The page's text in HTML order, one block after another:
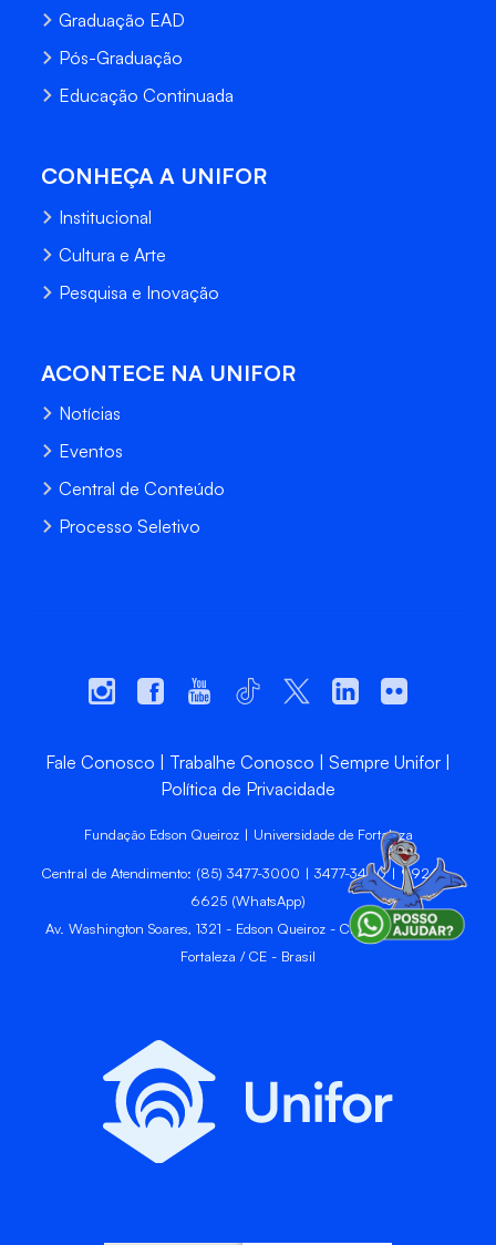
Graduação EAD
Pós-Graduação
Educação Continuada
CONHEÇA A UNIFOR
Institucional
Cultura e Arte
Pesquisa e Inovação
ACONTECE NA UNIFOR
Notícias
Eventos
Central de Conteúdo
Processo Seletivo
Fale Conosco Trabalhe Conosco
Sempre Unifor
Política de Privacidade
Fundação Edson Queiroz | Universidade de Fortaleza
Central de Atendimento: (85) 3477-3000 | 3477-3400 | 99246-
6625 (WhatsApp)
Av. Washington Soares, 1321 - Edson Queiroz - CEP 60811-905 -
Fortaleza / CE - Brasil